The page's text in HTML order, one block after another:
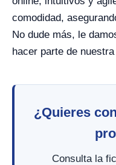
comodidad,
No dude más, le
hacer parte de
¿Quieres
Consulta la